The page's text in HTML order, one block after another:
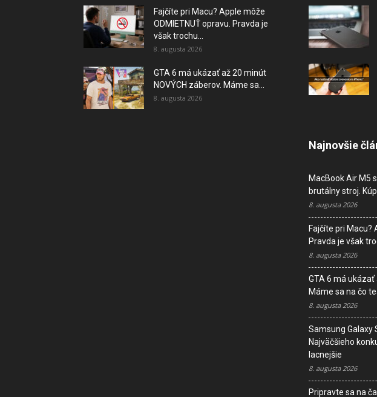
Fajčíte pri Macu? Apple môže
ODMIETNUŤ opravu. Pravda je
však trochu...
8. augusta 2026
GTA 6 má ukázať až 20 minút
NOVÝCH záberov. Máme sa...
8. augusta 2026
Najnovšie
MacBook Air M5
brutálny stroj.
8. augusta 2026
Fajčíte pri Macu?
Pravda je však
8. augusta 2026
GTA 6 má ukázať
Máme sa na čo
8. augusta 2026
Samsung Galaxy
Najväčšieho
lacnejšie
8. augusta 2026
Pripravte sa na